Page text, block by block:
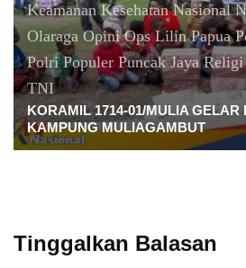
Keamanan Kesehatan Nasional
Olaraga Opini Ops Lilin Papua
Polri Populer Puncak Jaya Religi
TNI
KORAMIL 1714-01/MULIA GELAR
KAMPUNG MULIAGAMBUT
Tinggalkan Balasan